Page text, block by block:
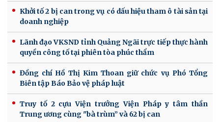
Khởi tố 2 bị can trong vụ có dấu hiệu tham ô tài sản tại
doanh nghiệp
Lãnh đạo VKSND tỉnh Quảng Ngãi trực tiếp thực hành
quyền công tố tại phiên tòa phúc thẩm
Đồng chí Hồ Thị Kim Thoan giữ chức vụ Phó Tổng
Biên tập Báo Bảo vệ pháp luật
Truy tố 2 cựu Viện trưởng Viện Pháp y tâm thần
Trung ương cùng "bà trùm” và 62 bị can